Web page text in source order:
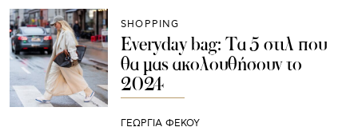
SHOPPING
Everyday bag: Τα 5 στιλ που
θα μας ακολουθήσουν το
2024
ΓΕΩΡΓΙΑ ΦΕΚΟΥ